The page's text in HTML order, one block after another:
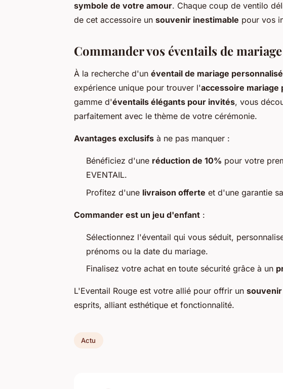
symbole de votre amour. Chaque coup de ventilo
de cet accessoire un souvenir inestimable pour vos
Commander vos éventails de
À la recherche d'un éventail de mariage personnalisé
expérience unique pour trouver l'accessoire mariage
gamme d'éventails élégants pour invités, vous
parfaitement avec le thème de votre cérémonie.
Avantages exclusifs à ne pas manquer :
Bénéficiez d'une réduction de 10% pour votre
EVENTAIL.
Profitez d'une livraison offerte et d'une garantie
Commander est un jeu d'enfant :
Sélectionnez l'éventail qui vous séduit,
prénoms ou la date du mariage.
Finalisez votre achat en toute sécurité grâce à un
L'Eventail Rouge est votre allié pour offrir un
esprits, alliant esthétique et fonctionnalité.
Actu